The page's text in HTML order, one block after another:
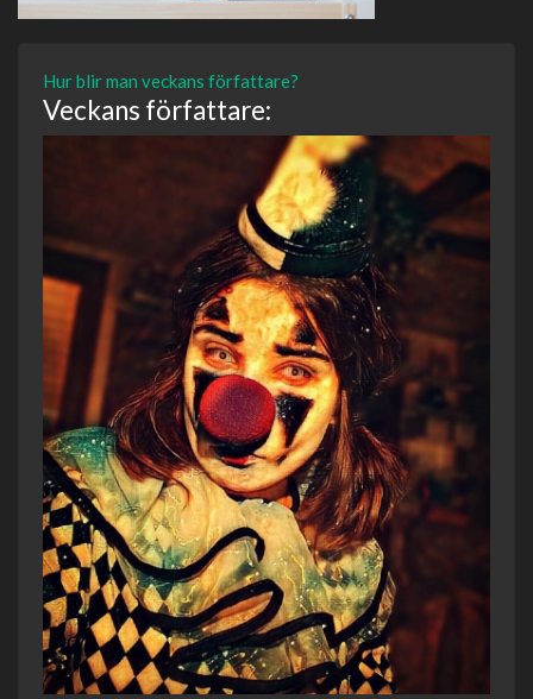
Hur blir man veckans författare?
Veckans författare: